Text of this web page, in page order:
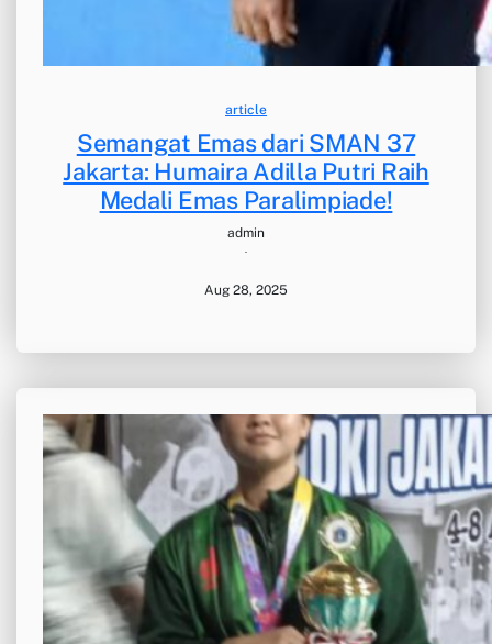
article
Semangat Emas dari SMAN 37
Jakarta: Humaira Adilla Putri Raih
Medali Emas Paralimpiade!
admin
·
Aug 28, 2025